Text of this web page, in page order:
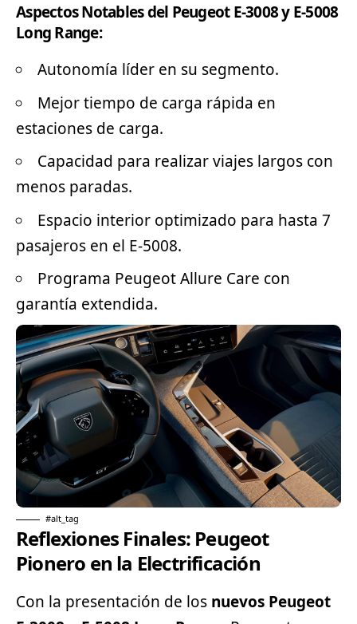
Aspectos Notables del Peugeot E-3008 y E-5008
Long Range:
Autonomía líder en su segmento.
Mejor tiempo de carga rápida en
estaciones de carga.
Capacidad para realizar viajes largos con
menos paradas.
Espacio interior optimizado para hasta 7
pasajeros en el E-5008.
Programa Peugeot Allure Care con
garantía extendida.
#alt_tag
Reflexiones Finales: Peugeot
Pionero en la Electrificación
Con la presentación de los nuevos Peugeot